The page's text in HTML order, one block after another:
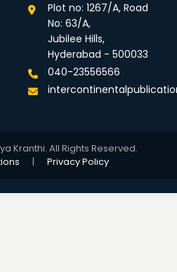
Plot no: 1267/A, Road
No: 63/A,
Jubilee Hills,
Hyderabad - 500033
040-23556566
Kranthi. All Rights Reserved.
| Privacy Policy